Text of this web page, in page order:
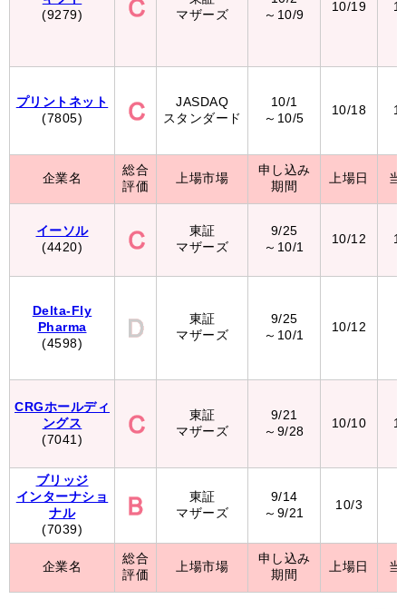
(9279)
プリントネット
(7805)
企業名
イーソル
(4420)
Delta-Fly
Pharma
(4598)
CRGホールディ
ングス
(7041)
ブリッジ
インターナショ
ナル
(7039)
企業名
マザーズ
～10/9
10/19
JASDAQ
スタンダード
10/1
～10/5
10/18
総合
評価
上場市場
申し込み
期間
上場日 当
東証
マザーズ
9/25
～10/1
10/12
東証
マザーズ
9/25
～10/1
10/12
東証
マザーズ
9/21
～9/28
10/10
東証
マザーズ
9/14
～9/21
10/3
総合
評価
上場市場
申し込み
期間
上場日 当